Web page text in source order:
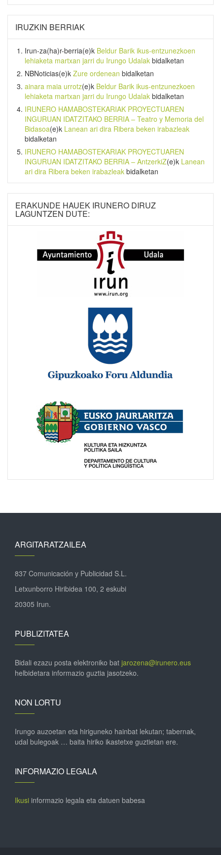
IRUZKIN BERRIAK
Irun-za(ha)r-berria(e)k Beldur Barik ikus-entzunezkoen
lehiaketa martxan jarri du Irungo Udalak bidalketan
NBNoticias(e)k Zure ordenean bidalketan
ainara maia urrotz(e)k Beldur Barik ikus-entzunezkoen
lehiaketa martxan jarri du Irungo Udalak bidalketan
IRUNERO HAMABOSTEKARIAK PROYECTUAREN
INGURUAN IDATZITAKO BERRIA – Teatro y Memoria del
Bidasoa(e)k Lanean ari dira Ribera beken irabazleak
bidalketan
IRUNERO HAMABOSTEKARIAK PROYECTUAREN
INGURUAN IDATZITAKO BERRIA – AntzerkiZ(e)k Lanean
ari dira Ribera beken irabazleak bidalketan
ERAKUNDE HAUEK IRUNERO DIRUZ
LAGUNTZEN DUTE:
ARGITARATZAILEA
837 Comunicación y Publicidad S.L.
Letxunborro Hiribidea 100, 2 eskubi
20305 Irun.
PUBLIZITATEA
Bidali ezazu posta elektroniko bat jarozena@irunero.eus
helbidetara informazio guztia jasotzeko.
NON LORTU
Irungo auzoetan eta hiriguneko hainbat lekutan; tabernak,
udal bulegoak … baita hiriko ikastetxe guztietan ere.
INFORMAZIO LEGALA
Ikusi informazio legala eta datuen babesa